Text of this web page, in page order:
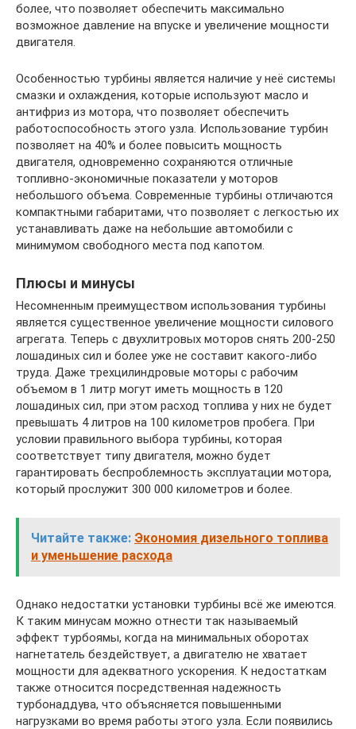
более, что позволяет обеспечить максимально
возможное давление на впуске и увеличение мощности
двигателя.
Особенностью турбины является наличие у неё системы
смазки и охлаждения, которые используют масло и
антифриз из мотора, что позволяет обеспечить
работоспособность этого узла. Использование турбин
позволяет на 40% и более повысить мощность
двигателя, одновременно сохраняются отличные
топливно-экономичные показатели у моторов
небольшого объема. Современные турбины отличаются
компактными габаритами, что позволяет с легкостью их
устанавливать даже на небольшие автомобили с
минимумом свободного места под капотом.
Плюсы и минусы
Несомненным преимуществом использования турбины
является существенное увеличение мощности силового
агрегата. Теперь с двухлитровых моторов снять 200-250
лошадиных сил и более уже не составит какого-либо
труда. Даже трехцилиндровые моторы с рабочим
объемом в 1 литр могут иметь мощность в 120
лошадиных сил, при этом расход топлива у них не будет
превышать 4 литров на 100 километров пробега. При
условии правильного выбора турбины, которая
соответствует типу двигателя, можно будет
гарантировать беспроблемность эксплуатации мотора,
который прослужит 300 000 километров и более.
Читайте также: Экономия дизельного топлива
и уменьшение расхода
Однако недостатки установки турбины всё же имеются.
К таким минусам можно отнести так называемый
эффект турбоямы, когда на минимальных оборотах
нагнетатель бездействует, а двигателю не хватает
мощности для адекватного ускорения. К недостаткам
также относится посредственная надежность
турбонаддува, что объясняется повышенными
нагрузками во время работы этого узла. Если появились